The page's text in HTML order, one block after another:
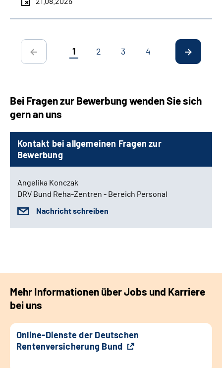
1 2 3 4
Bei Fragen zur Bewerbung wenden Sie sich
gern an uns
Kontakt bei allgemeinen Fragen zur
Bewerbung
Angelika Konczak
DRV Bund Reha-Zentren - Bereich Personal
Nachricht schreiben
Mehr Informationen über Jobs und Karriere
bei uns
Online-Dienste der Deutschen
Rentenversicherung Bund